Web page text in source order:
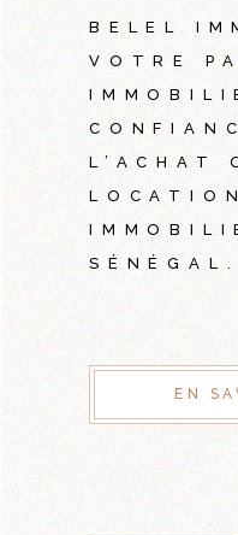
BELEL
VOTRE
L’ACHAT
SÉNÉGAL.
EN